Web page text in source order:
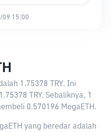
09 15:00
1.75378 TRY. Ini
TRY. Sebaliknya, 1
0.570196 MegaETH.
yang beredar adalah